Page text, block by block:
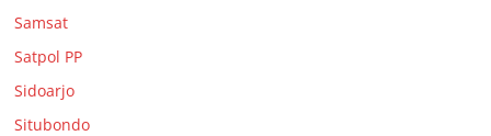
Samsat
Satpol PP
Sidoarjo
Situbondo